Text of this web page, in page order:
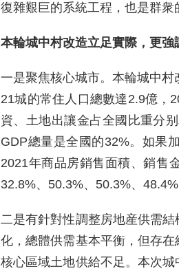
復雜艱巨的系統工程，也是群衆
本輪城中村改造立足實際，更強
一是聚焦核心城市。本輪城中
21城的常住人口總數達2.9億，
資、土地出讓金占全國比重分
GDP總量是全國的32%。如果
2021年商品房銷售面積、銷售
32.8%、50.3%、50.3%、
二是有針對性調整房地産供需
化，總體供需基本平衡，但存
核心區域土地供給不足。本次